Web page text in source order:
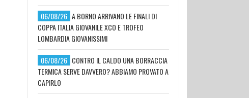
06/08/26 A BORNO ARRIVANO LE FINALI DI
COPPA ITALIA GIOVANILE XCO E TROFEO
LOMBARDIA GIOVANISSIMI
06/08/26 CONTRO IL CALDO UNA BORRACCIA
TERMICA SERVE DAVVERO? ABBIAMO PROVATO A
CAPIRLO